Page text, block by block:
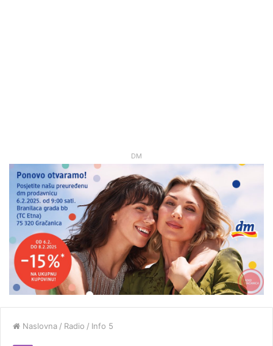
DM
Naslovna / Radio / Info 5